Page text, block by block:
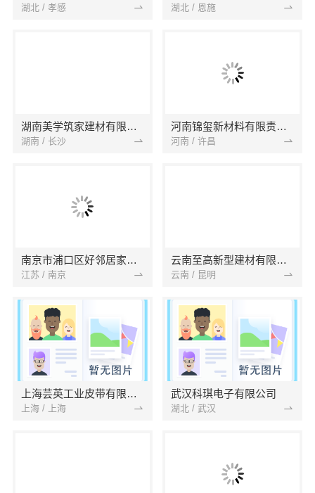
湖北 / 孝感 湖北 / 恩施
湖南美学筑家建材有限公司
湖南 / 长沙
河南锦玺新材料有限责任公司
河南 / 许昌
南京市浦口区好邻居家政服务中心
江苏 / 南京
云南至高新型建材有限公司
云南 / 昆明
上海芸英工业皮带有限公司
上海 / 上海
武汉科琪电子有限公司
湖北 / 武汉